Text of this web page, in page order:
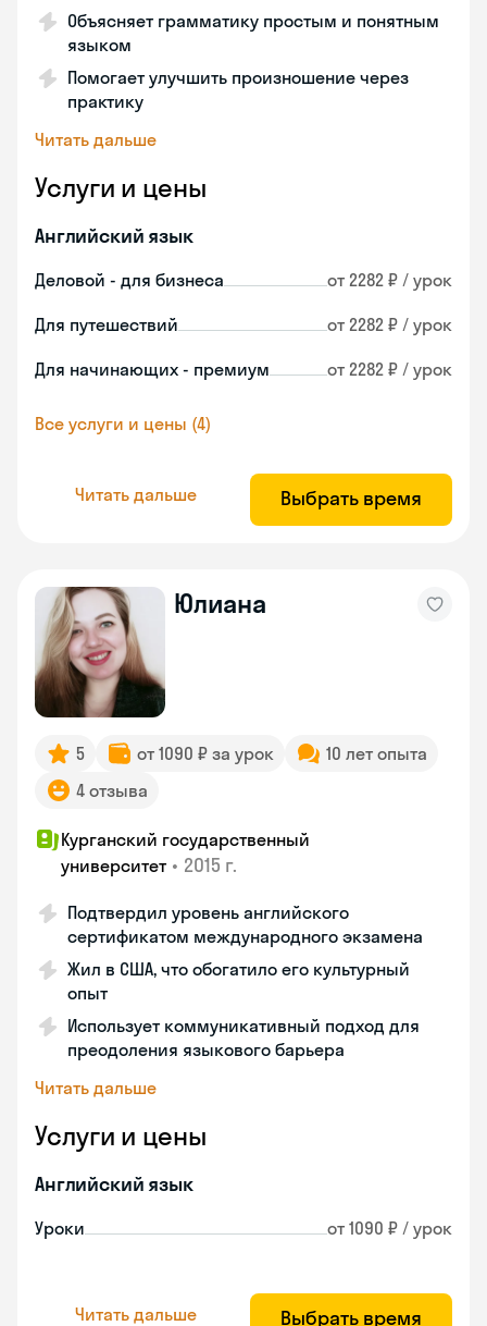
Объясняет грамматику простым и понятным
языком
Помогает улучшить произношение через
практику
Читать дальше
Услуги и цены
Английский язык
Деловой - для бизнеса от 2282 ₽ / урок
Для путешествий от 2282 ₽ / урок
Для начинающих - премиум от 2282 ₽ / урок
Все услуги и цены (4)
Читать дальше Выбрать время
Юлиана
5 от 1090 ₽ за урок
10 лет опыта
4 отзыва
Курганский государственный
университет • 2015 г.
Подтвердил уровень английского
сертификатом международного экзамена
Жил в США, что обогатило его культурный
опыт
Использует коммуникативный подход для
преодоления языкового барьера
Читать дальше
Услуги и цены
Английский язык
Уроки от 1090 ₽ / урок
Читать дальше Выбрать время